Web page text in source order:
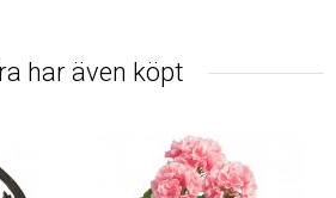
har även köpt